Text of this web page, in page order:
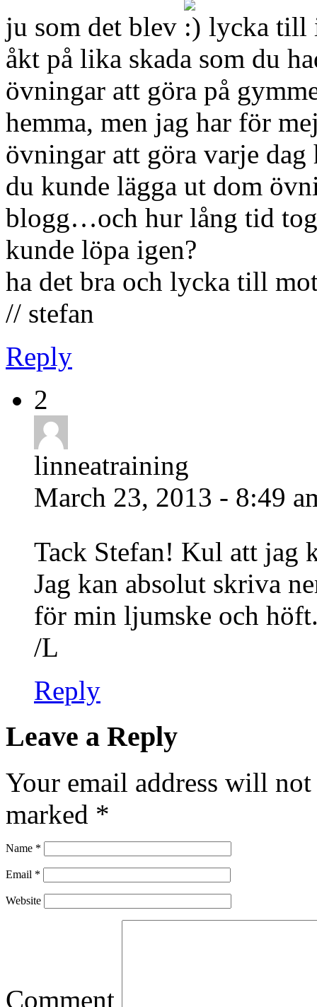
ju som det blev
lycka till
åkt på lika skada som du
övningar att göra på
hemma, men jag har för
övningar att göra varje
du kunde lägga ut dom
blogg…och hur lång tid
kunde löpa igen?
ha det bra och lycka till
// stefan
Reply
2
linneatraining
March 23, 2013 - 8:49
Tack Stefan! Kul att jag
Jag kan absolut skriva
för min ljumske och
/L
Reply
Leave a Reply
Your email address will
marked *
Name *
Email *
Website
Comment